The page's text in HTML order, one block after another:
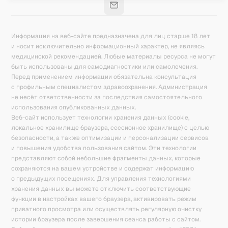
Информация на веб-сайте предназначена для лиц старше 18 лет
и носит исключительно информационный характер, не являясь
медицинской рекомендацией. Любые материалы ресурса не могут
быть использованы для самодиагностики или самолечения.
Перед применением информации обязательна консультация
с профильным специалистом здравоохранения. Администрация
не несёт ответственности за последствия самостоятельного
использования опубликованных данных.
Веб-сайт использует технологии хранения данных (cookie,
локальное хранилище браузера, сессионное хранилище) с целью
безопасности, а также оптимизации и персонализации сервисов
и повышения удобства пользования сайтом. Эти технологии
представляют собой небольшие фрагменты данных, которые
сохраняются на вашем устройстве и содержат информацию
о предыдущих посещениях. Для управления технологиями
хранения данных вы можете отключить соответствующие
функции в настройках вашего браузера, активировать режим
приватного просмотра или осуществлять регулярную очистку
истории браузера после завершения сеанса работы с сайтом.